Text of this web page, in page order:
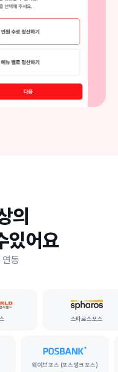
의
있어요
연동
스파로스포스
웨이브 포스 (포스뱅크 포스)